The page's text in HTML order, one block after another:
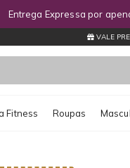
Entrega Expressa por
VALE
Roupas
Fitness